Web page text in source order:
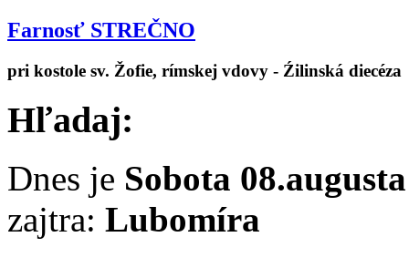
Farnosť STREČNO
pri kostole sv. Žofie, rímskej vdovy - Źilinská diecéza
Hľadaj:
Dnes je Sobota
zajtra: Lubomíra